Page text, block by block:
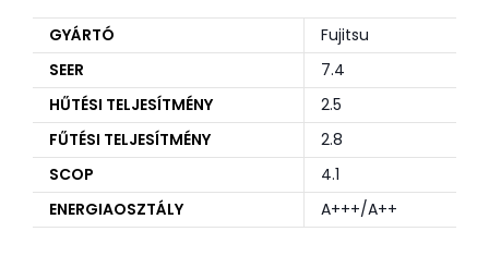
GYÁRTÓ
Fujitsu
SEER
7.4
HŰTÉSI TELJESÍTMÉNY
2.5
FŰTÉSI TELJESÍTMÉNY
2.8
SCOP
4.1
ENERGIAOSZTÁLY
A+++/A++